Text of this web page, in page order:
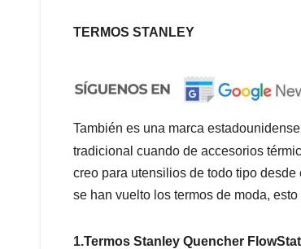
TERMOS STANLEY
También es una marca
tradicional cuando de accesorios
creo para utensilios de todo tipo
se han vuelto los termos de moda,
1.Termos Stanley Quencher